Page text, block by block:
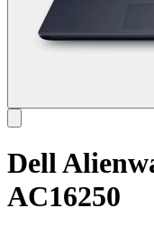
Dell
AC16250